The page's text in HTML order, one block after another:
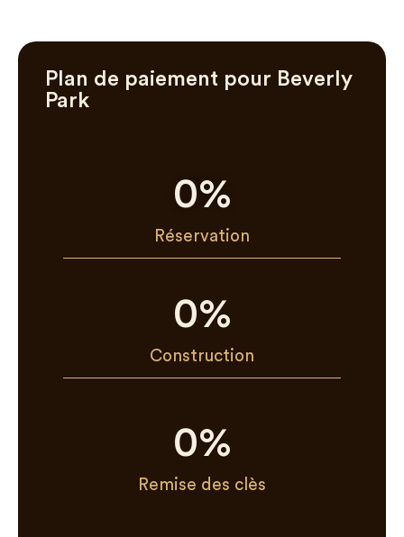
Plan de paiement pour Beverly
Park
Réservation
0%
Construction
0%
Remise des clès
0%